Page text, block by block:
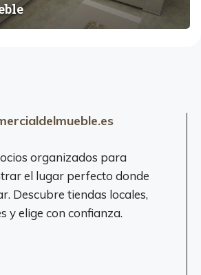
organizados para
el lugar perfecto donde
Descubre tiendas locales,
y elige con confianza.